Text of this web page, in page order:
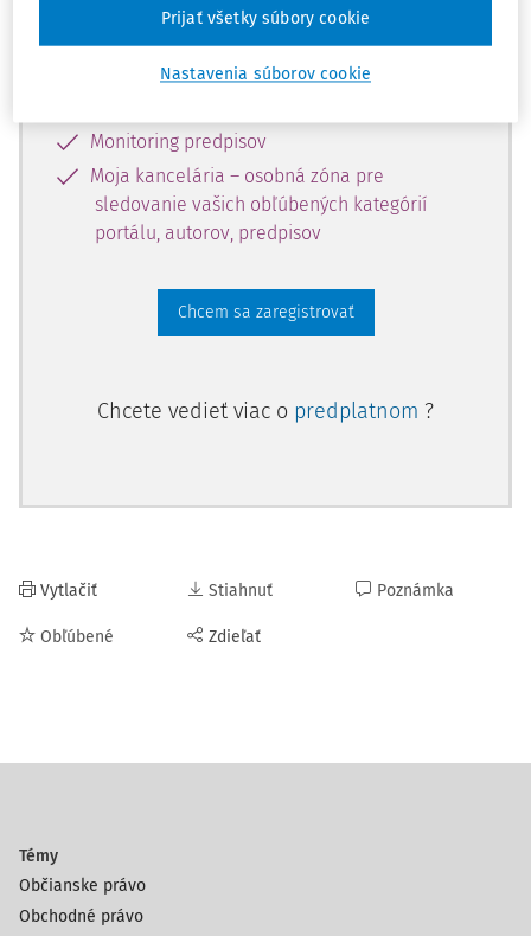
Vďaka registrácii získate prístup aj k
vybranému obsahu:
Monitoring predpisov
Moja kancelária – osobná zóna pre
sledovanie vašich obľúbených kategórií
portálu, autorov, predpisov
Chcem sa zaregistrovať
Chcete vedieť viac o predplatnom ?
Vytlačiť
Obľúbené
Stiahnuť
Zdieľať
Poznámka
Témy
Občianske právo
Obchodné právo
Nastavenia súborov cookie
Prijať všetky súbory cookie